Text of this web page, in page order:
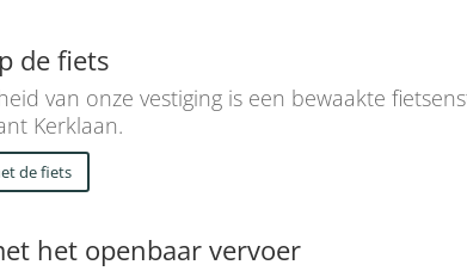
de fiets
van onze vestiging is een bewaakte
Kerklaan.
de fiets
het openbaar vervoer